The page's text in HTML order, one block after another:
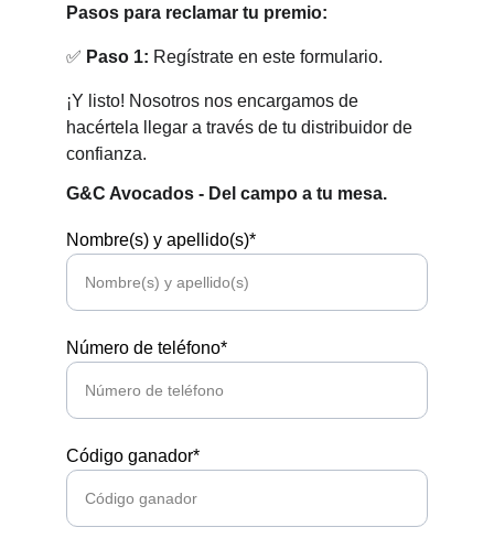
Nombre(s) y apellido(s)*
Número de teléfono*
Código ganador*
Pasos para reclamar tu premio:
✅ Paso 1: Regístrate en este formulario.
¡Y listo! Nosotros nos encargamos de
hacértela llegar a través de tu distribuidor de
confianza.
G&C Avocados - Del campo a tu mesa.